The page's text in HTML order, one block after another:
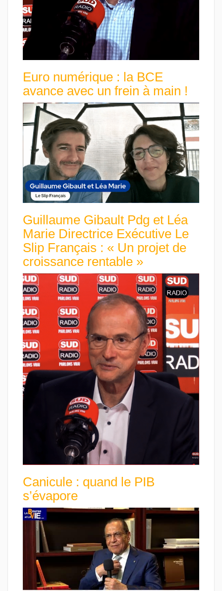
Euro numérique : la BCE
avance avec un frein à main !
Guillaume Gibault Pdg et Léa
Marie Directrice Exécutive Le
Slip Français : « Un projet de
croissance rentable »
Canicule : quand le PIB
s’évapore